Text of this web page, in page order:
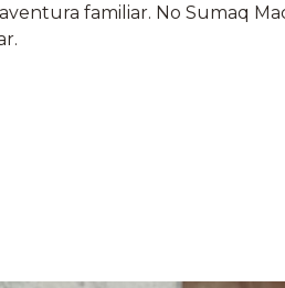
familiar. No Sumaq